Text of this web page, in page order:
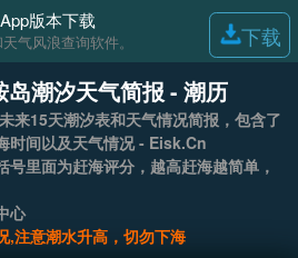
版本下载
气风浪查询软件。 下载
岛潮汐天气简报 - 潮历
时间以及天气情况 - Eisk.Cn
里面为赶海评分，越高赶海越简单，
心
,注意潮水升高，切勿下海